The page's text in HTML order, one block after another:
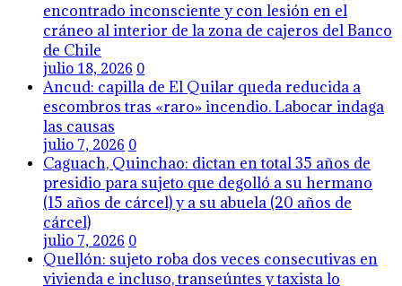
encontrado inconsciente y con lesión en el
cráneo al interior de la zona de cajeros del Banco
de Chile
julio 18, 2026 0
Ancud: capilla de El Quilar queda reducida a
escombros tras «raro» incendio. Labocar indaga
las causas
julio 7, 2026 0
Caguach, Quinchao: dictan en total 35 años de
presidio para sujeto que degolló a su hermano
(15 años de cárcel) y a su abuela (20 años de
cárcel)
julio 7, 2026 0
Quellón: sujeto roba dos veces consecutivas en
vivienda e incluso, transeúntes y taxista lo